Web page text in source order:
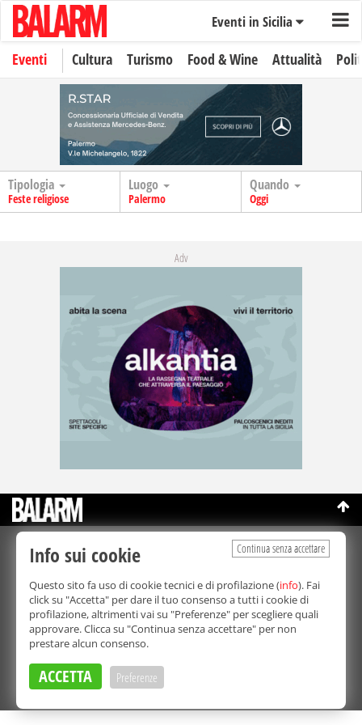
Eventi in Sicilia
Eventi Cultura Turismo Food & Wine Attualità
Tipologia
Feste religiose
Luogo
Palermo
Quando
Oggi
Adv
©Copyright 2003-2026
Bmedia Srl
La riproduzione totale o parziale di tutti i contenuti, in qualunque
forma, su qualsiasi supporto è proibita.
Balarm.it è una testata giornalistica registrata. Autorizzazione del
Tribunale di Palermo n° 32 del 21/10/2003
Direttore responsabile:Fabio Ricotta
Privacy e Cookie Policy
Continua senza accettare
Info sui cookie
Questo sito fa uso di cookie tecnici e di profilazione (info). Fai
click su "Accetta" per dare il tuo consenso a tutti i cookie di
profilazione, altrimenti vai su "Preferenze" per scegliere quali
approvare. Clicca su "Continua senza accettare" per non
prestare alcun consenso.
ACCETTA Preferenze